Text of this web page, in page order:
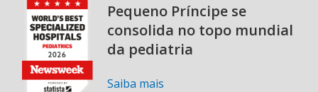
Pequeno Príncipe se
consolida no topo mundial
da pediatria
Saiba mais